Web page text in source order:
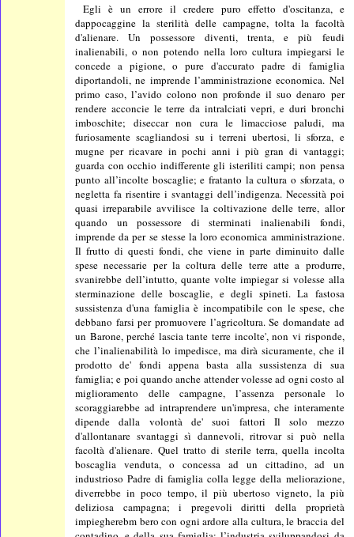
Egli è un errore il credere puro effetto d'oscitanza, e
dappocaggine la sterilità delle campagne, tolta la facoltà
d'alienare. Un possessore diventi, trenta, e più feudi
inalienabili, o non potendo nella loro cultura impiegarsi le
concede a pigione, o pure d'accurato padre di famiglia
diportandoli, ne imprende l’amministrazione economica. Nel
primo caso, l’avido colono non profonde il suo denaro per
rendere acconcie le terre da intralciati vepri, e duri bronchi
imboschite; diseccar non cura le limacciose paludi, ma
furiosamente scagliandosi su i terreni ubertosi, li sforza, e
mugne per ricavare in pochi anni i più gran di vantaggi;
guarda con occhio indifferente gli isteriliti campi; non pensa
punto all’incolte boscaglie; e fratanto la cultura o sforzata, o
negletta fa risentire i svantaggi dell’indigenza. Necessità poi
quasi irreparabile avvilisce la coltivazione delle terre, allor
quando un possessore di sterminati inalienabili fondi,
imprende da per se stesse la loro economica amministrazione.
Il frutto di questi fondi, che viene in parte diminuito dalle
spese necessarie per la coltura delle terre atte a produrre,
svanirebbe dell’intutto, quante volte impiegar si volesse alla
sterminazione delle boscaglie, e degli spineti. La fastosa
sussistenza d'una famiglia è incompatibile con le spese, che
debbano farsi per promuovere l’agricoltura. Se domandate ad
un Barone, perché lascia tante terre incolte', non vi risponde,
che l’inalienabilità lo impedisce, ma dirà sicuramente, che il
prodotto de' fondi appena basta alla sussistenza di sua
famiglia; e poi quando anche attender volesse ad ogni costo al
miglioramento delle campagne, l’assenza personale lo
scoraggiarebbe ad intraprendere un'impresa, che interamente
dipende dalla volontà de' suoi fattori Il solo mezzo
d'allontanare svantaggi sì dannevoli, ritrovar si può nella
facoltà d'alienare. Quel tratto di sterile terra, quella incolta
boscaglia venduta, o concessa ad un cittadino, ad un
industrioso Padre di famiglia colla legge della meliorazione,
diverrebbe in poco tempo, il più ubertoso vigneto, la più
deliziosa campagna; i pregevoli diritti della proprietà
impiegherebm bero con ogni ardore alla cultura, le braccia del